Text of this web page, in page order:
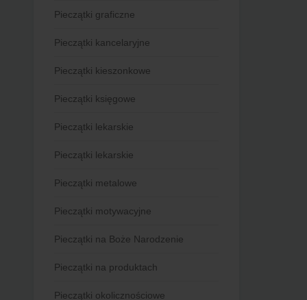
Pieczątki graficzne
Pieczątki kancelaryjne
Pieczątki kieszonkowe
Pieczątki księgowe
Pieczątki lekarskie
Pieczątki lekarskie
Pieczątki metalowe
Pieczątki motywacyjne
Pieczątki na Boże Narodzenie
Pieczątki na produktach
Pieczątki okolicznościowe